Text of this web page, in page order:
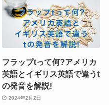
フラップtって何?アメリカ
英語とイギリス英語で違うt
の発音を解説!
2024年2月2日